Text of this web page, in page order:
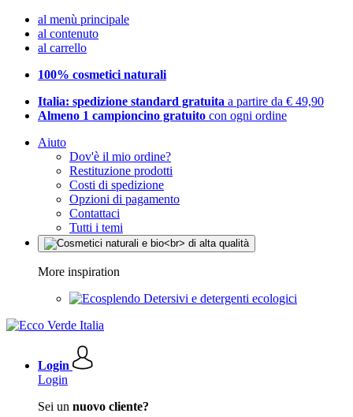
al menù principale
al contenuto
al carrello
100% cosmetici naturali
Italia: spedizione standard gratuita a partire da € 49,90
Almeno 1 campioncino gratuito con ogni ordine
Aiuto
Dov'è il mio ordine?
Restituzione prodotti
Costi di spedizione
Opzioni di pagamento
Contattaci
Tutti i temi
More inspiration
Detersivi e detergenti ecologici
Login
Login
Sei un nuovo cliente?